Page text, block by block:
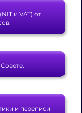
и VAT) от
и переписи